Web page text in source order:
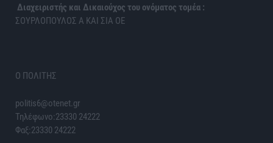
Διαχειριστής και Δικαιούχος του ονόματος τομέα :
ΣΟΥΡΛΟΠΟΥΛΟΣ Α ΚΑΙ ΣΙΑ ΟΕ
Ο ΠΟΛΙΤΗΣ
politis6@otenet.gr
Τηλέφωνο:23330 24222
Φαξ:23330 24222